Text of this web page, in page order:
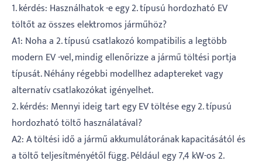
1. kérdés: Használhatok -e egy 2. típusú hordozható EV
töltőt az összes elektromos járműhöz?
A1: Noha a 2. típusú csatlakozó kompatibilis a legtöbb
modern EV -vel, mindig ellenőrizze a jármű töltési portja
típusát. Néhány régebbi modellhez adaptereket vagy
alternatív csatlakozókat igényelhet.
2. kérdés: Mennyi ideig tart egy EV töltése egy 2. típusú
hordozható töltő használatával?
A2: A töltési idő a jármű akkumulátorának kapacitásától és
a töltő teljesítményétől függ. Például egy 7,4 kW-os 2.